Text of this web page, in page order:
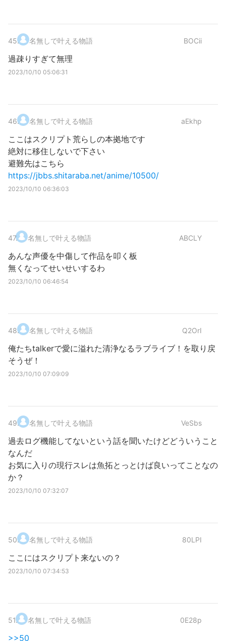
45. 名無しで叶える物語 BOCii
過疎りすぎて無理
2023/10/10 05:06:31
46. 名無しで叶える物語 aEkhp
ここはスクリプト荒らしの本拠地です
絶対に移住しないで下さい
避難先はこちら
https://jbbs.shitaraba.net/anime/10500/
2023/10/10 06:36:03
47. 名無しで叶える物語 ABCLY
あんな声優を中傷して作品を叩く板
無くなってせいせいするわ
2023/10/10 06:46:54
48. 名無しで叶える物語 Q2OrI
俺たちtalkerで愛に溢れた清浄なるラブライブ！を取り戻
そうぜ！
2023/10/10 07:09:09
49. 名無しで叶える物語 VeSbs
過去ログ機能してないという話を聞いたけどどういうこと
なんだ
お気に入りの現行スレは魚拓とっとけば良いってことなの
か？
2023/10/10 07:32:07
50. 名無しで叶える物語 80LPI
ここにはスクリプト来ないの？
2023/10/10 07:34:53
51. 名無しで叶える物語 0E28p
>>50